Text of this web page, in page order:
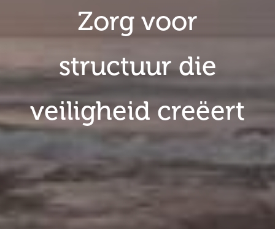
Zorg voor
structuur die
veiligheid creëert